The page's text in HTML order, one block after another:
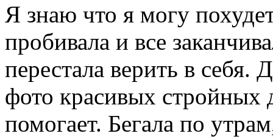
Я знаю что я могу
пробивала и все
перестала верить в себя.
фото красивых стройных
помогает. Бегала по